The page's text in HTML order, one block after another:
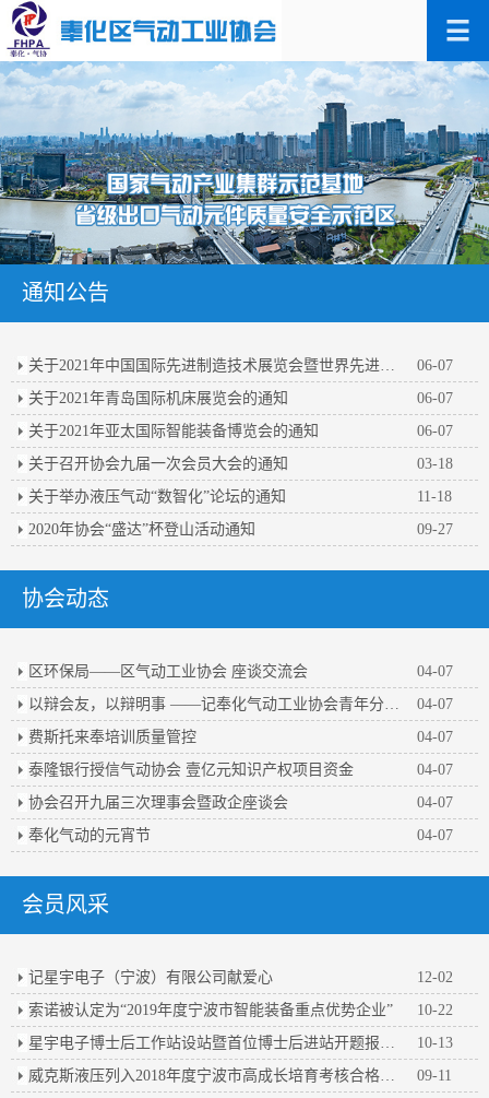
通知公告
06-07
关于2021年青岛国际机床展览会的通知
06-07
关于2021年亚太国际智能装备博览会的通知
06-07
关于召开协会九届一次会员大会的通知
03-18
关于举办液压气动“数智化”论坛的通知
11-18
2020年协会“盛达”杯登山活动通知
09-27
协会动态
区环保局——区气动工业协会 座谈交流会
04-07
04-07
费斯托来奉培训质量管控
04-07
泰隆银行授信气动协会 壹亿元知识产权项目资金
04-07
协会召开九届三次理事会暨政企座谈会
04-07
奉化气动的元宵节
04-07
会员风采
记星宇电子（宁波）有限公司献爱心
12-02
索诺被认定为“2019年度宁波市智能装备重点优势企业”
10-22
10-13
09-11